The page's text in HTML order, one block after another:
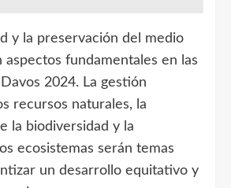
y la preservación del medio
aspectos fundamentales en las
2024. La gestión
recursos naturales, la
la biodiversidad y la
ecosistemas serán temas
un desarrollo equitativo y